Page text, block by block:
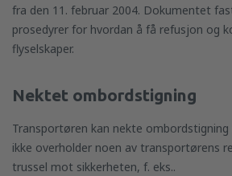
fra den 11. februar 2004. Dokumentet
prosedyrer for hvordan å få refusjon og
flyselskaper.
Nektet ombordstigning
Transportøren kan nekte
ikke overholder noen av transportørens
trussel mot sikkerheten, f. eks..